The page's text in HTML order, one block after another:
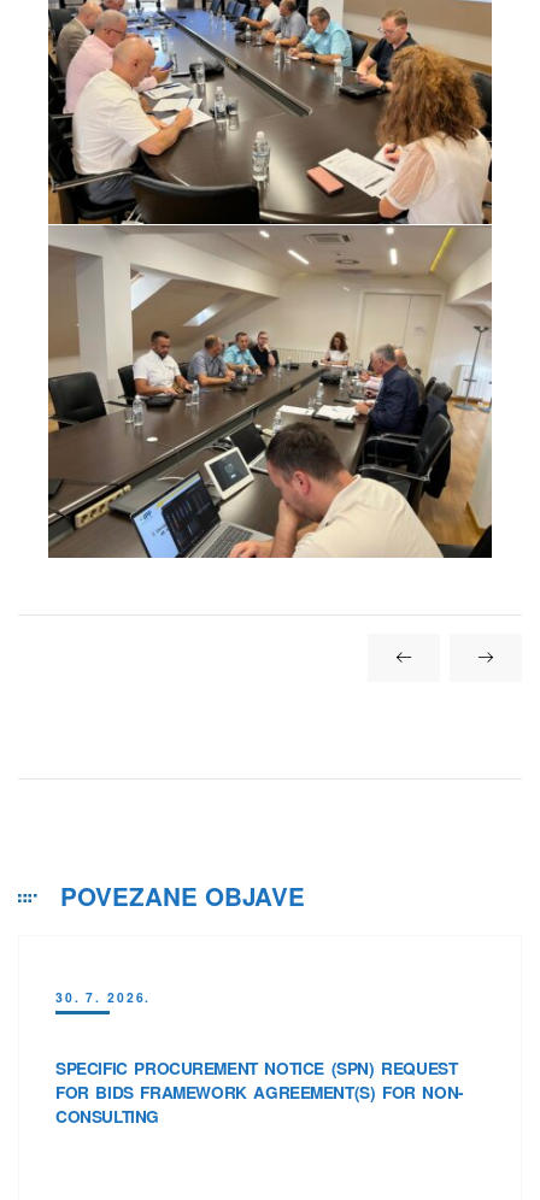
POVEZANE OBJAVE
30. 7. 2026.
SPECIFIC PROCUREMENT NOTICE (SPN) REQUEST
FOR BIDS FRAMEWORK AGREEMENT(S) FOR NON-
CONSULTING